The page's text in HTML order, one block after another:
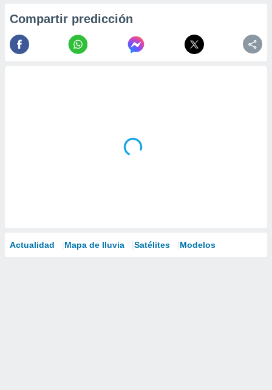
Compartir predicción
Actualidad Mapa de lluvia Satélites Modelos